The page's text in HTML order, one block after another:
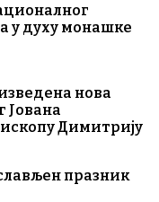
у духу монашке
нова
Јована
Димитрију
празник